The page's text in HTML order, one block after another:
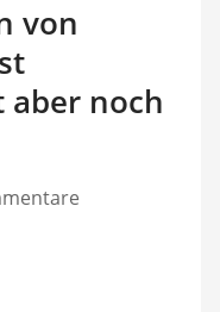
von
aber noch